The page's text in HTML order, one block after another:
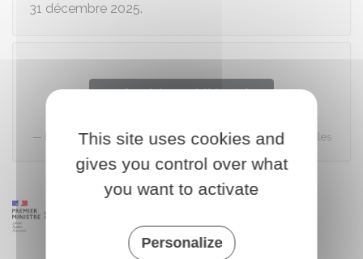
31 décembre 2025.
Accéder au téléservice
Net-entreprises-GIP Modernisation des déclarations sociales
This site uses cookies and
gives you control over what
you want to activate
Personalize